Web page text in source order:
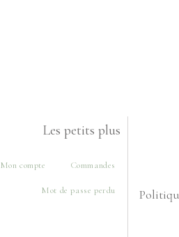
Les petits plus
Mon compte Commandes
Mot de passe perdu